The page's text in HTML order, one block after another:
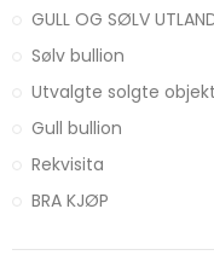
GULL OG SØLV
Sølv bullion
Utvalgte solgte
Gull bullion
Rekvisita
BRA KJØP